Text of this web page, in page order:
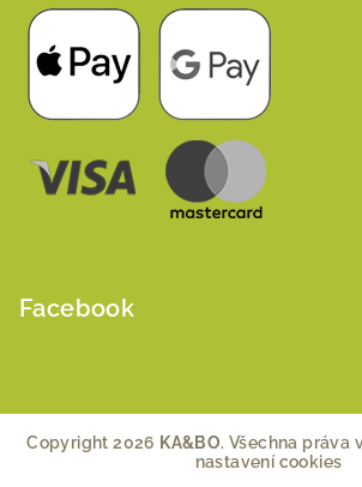
Facebook
Copyright 2026 KA&BO. Všechna práva
nastavení cookies